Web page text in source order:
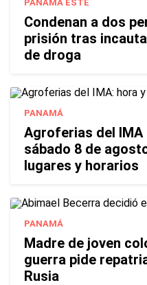
PANAMÁ ESTE
Condenan a dos
prisión tras
de droga
PANAMÁ
Agroferias del IMA
sábado 8 de
lugares y horarios
PANAMÁ
Madre de joven
guerra pide
Rusia